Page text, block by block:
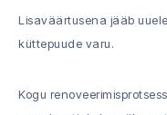
Lisaväärtusena jääb
küttepuude varu.
Kogu